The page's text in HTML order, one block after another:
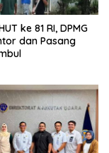
ke 81 RI, DPMG
dan Pasang